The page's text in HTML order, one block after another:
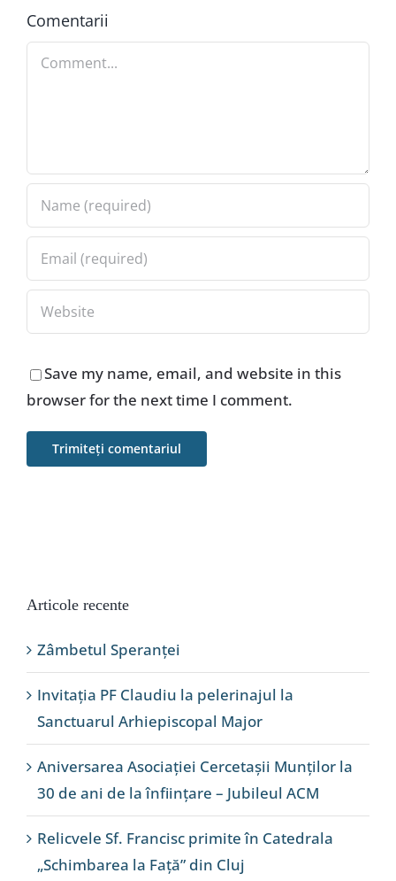
Comentarii
Comment
Save my name, email, and website in this
browser for the next time I comment.
Articole recente
Zâmbetul Speranței
Invitația PF Claudiu la pelerinajul la
Sanctuarul Arhiepiscopal Major
Aniversarea Asociației Cercetașii Munților la
30 de ani de la înființare – Jubileul ACM
Relicvele Sf. Francisc primite în Catedrala
„Schimbarea la Față” din Cluj